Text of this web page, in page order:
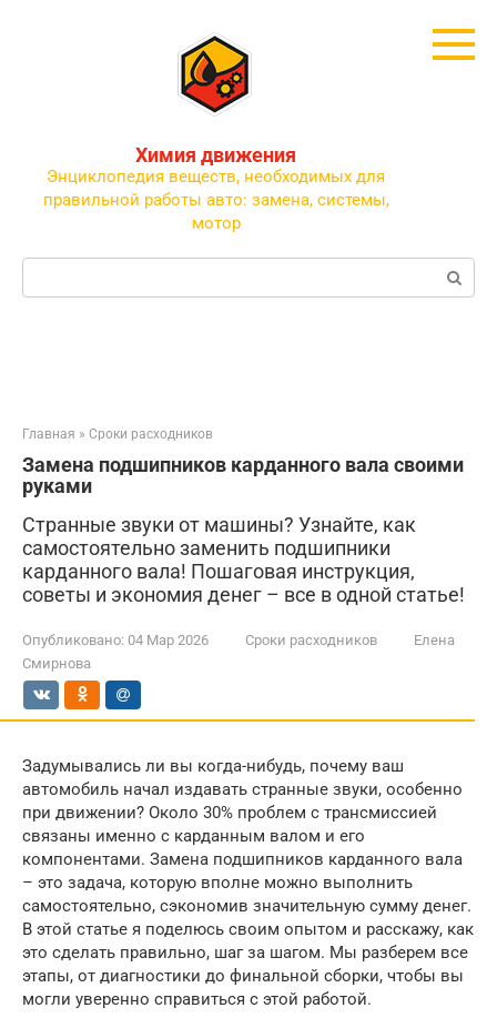
Химия движения
Энциклопедия веществ, необходимых для
правильной работы авто: замена, системы,
мотор
Поиск:
Главная » Сроки расходников
Замена подшипников карданного вала своими
руками
Странные звуки от машины? Узнайте, как
самостоятельно заменить подшипники
карданного вала! Пошаговая инструкция,
советы и экономия денег – все в одной статье!
Опубликовано: 04 Мар 2026 Сроки расходников
Елена
Смирнова
Задумывались ли вы когда-нибудь, почему ваш
автомобиль начал издавать странные звуки, особенно
при движении? Около 30% проблем с трансмиссией
связаны именно с карданным валом и его
компонентами. Замена подшипников карданного вала
– это задача, которую вполне можно выполнить
самостоятельно, сэкономив значительную сумму денег.
В этой статье я поделюсь своим опытом и расскажу, как
это сделать правильно, шаг за шагом. Мы разберем все
этапы, от диагностики до финальной сборки, чтобы вы
могли уверенно справиться с этой работой.